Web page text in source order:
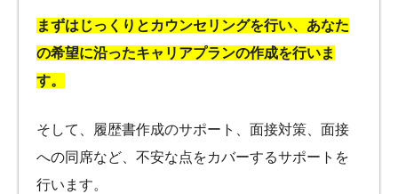
まずはじっくりとカウンセリングを行い、あなた
の希望に沿ったキャリアプランの作成を行いま
す。
そして、履歴書作成のサポート、面接対策、面接
への同席など、不安な点をカバーするサポートを
行います。